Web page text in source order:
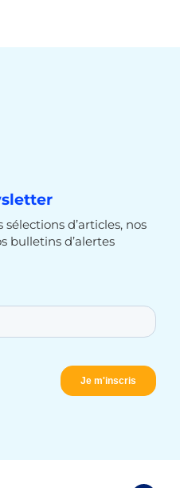
d’articles, nos
bulletins d’alertes